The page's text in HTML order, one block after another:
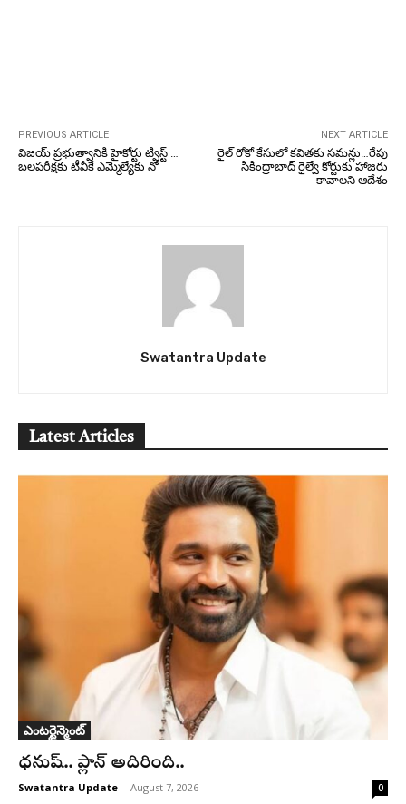
PREVIOUS ARTICLE
విజయ్ ప్రభుత్వానికి హైకోర్టు ట్విస్ట్ …
బలపరీక్షకు టీవీకే ఎమ్మెల్యేకు నో
NEXT ARTICLE
రైల్ రోకో కేసులో కవితకు సమన్లు…రేపు
సికింద్రాబాద్ రైల్వే కోర్టుకు హాజరు
కావాలని ఆదేశం
Swatantra Update
Latest Articles
ఎంటర్టైన్మెంట్
ధనుష్‌.. ప్లాన్ అదిరింది..
Swatantra Update - August 7, 2026 0